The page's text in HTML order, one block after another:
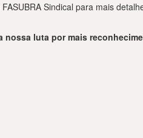
Sindical para mais
nossa luta por mais